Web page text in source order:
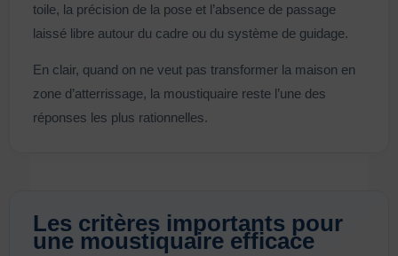
toile, la précision de la pose et l’absence de passage
laissé libre autour du cadre ou du système de guidage.
En clair, quand on ne veut pas transformer la maison en
zone d’atterrissage, la moustiquaire reste l’une des
réponses les plus rationnelles.
Les critères importants pour
une moustiquaire efficace